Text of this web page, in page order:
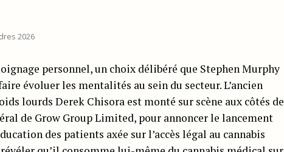
2026
personnel, un choix délibéré que Stephen Murphy
évoluer les mentalités au sein du secteur. L’ancien
lourds Derek Chisora est monté sur scène aux côtés de
de Grow Group Limited, pour annoncer le lancement
des patients axée sur l’accès légal au cannabis